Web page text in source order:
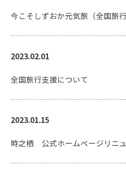
今こそしずおか元気旅（全国旅
2023.02.01
全国旅行支援について
2023.01.15
時之栖 公式ホームページリニ